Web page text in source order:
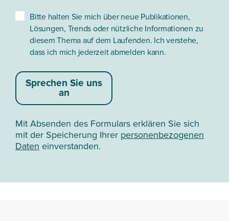
Bitte halten Sie mich über neue Publikationen,
Lösungen, Trends oder nützliche Informationen zu
diesem Thema auf dem Laufenden. Ich verstehe,
dass ich mich jederzeit abmelden kann.
Sprechen Sie uns
an
Mit Absenden des Formulars erklären Sie sich
mit der Speicherung Ihrer personenbezogenen
Daten einverstanden.